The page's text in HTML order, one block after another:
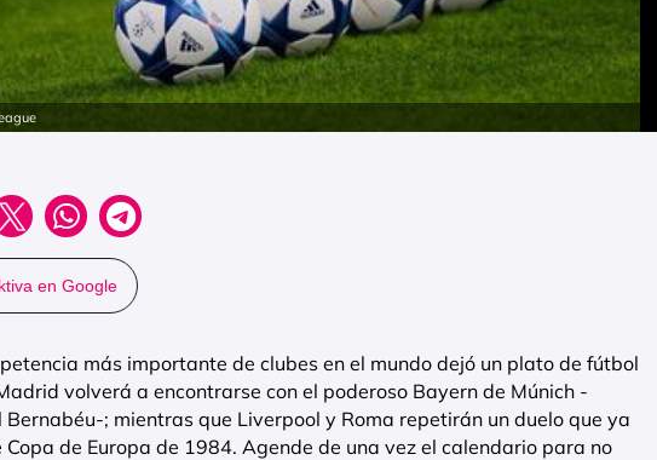
en Google
más importante de clubes en el mundo dejó un plato de fútbol
volverá a encontrarse con el poderoso Bayern de Múnich -
Bernabéu-; mientras que Liverpool y Roma repetirán un duelo que ya
Copa de Europa de 1984. Agende de una vez el calendario para no